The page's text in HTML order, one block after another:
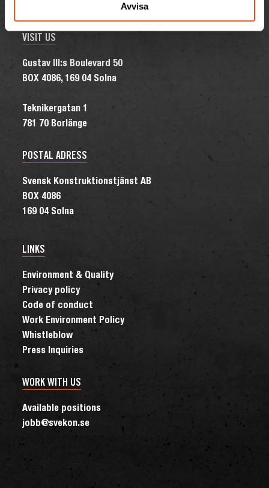
Avvisa
VISIT US
Gustav III:s Boulevard 50
BOX 4086, 169 04 Solna
Teknikergatan 1
781 70 Borlänge
POSTAL ADRESS
Svensk Konstruktionstjänst AB
BOX 4086
169 04 Solna
LINKS
Environment & Quality
Privacy policy
Code of conduct
Work Environment Policy
Whistleblow
Press Inquiries
WORK WITH US
Available positions
jobb@svekon.se